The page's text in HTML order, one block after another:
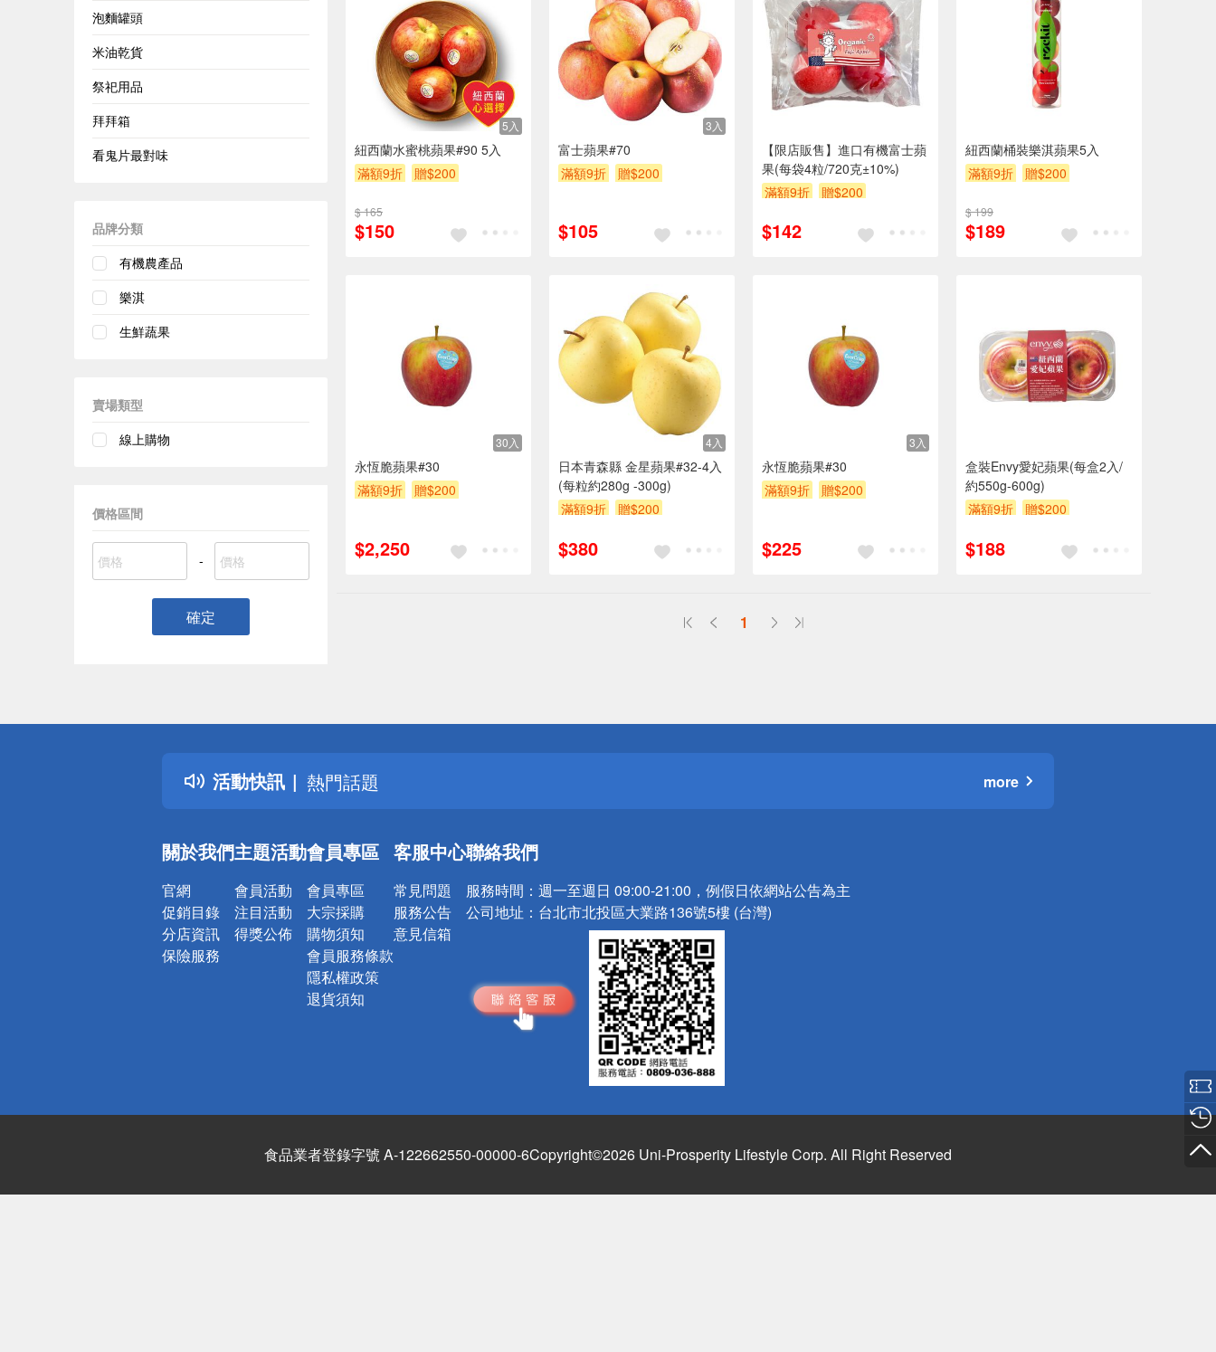
泡麵罐頭
米油乾貨
祭祀用品
拜拜箱
看鬼片最對味
品牌分類
有機農產品
樂淇
生鮮蔬果
賣場類型
線上購物
價格區間
-
確定
5入
紐西蘭水蜜桃蘋果#90 5入
滿額9折
贈$200
$ 165
$150
3入
富士蘋果#70
滿額9折
贈$200
$105
【限店販售】進口有機富士蘋
果(每袋4粒/720克±10%)
滿額9折
贈$200
$142
紐西蘭桶裝樂淇蘋果5入
滿額9折
贈$200
$ 199
$189
30入
永恆脆蘋果#30
滿額9折
贈$200
$2,250
4入
日本青森縣 金星蘋果#32-4入
(每粒約280g -300g)
滿額9折
贈$200
$380
3入
永恆脆蘋果#30
滿額9折
贈$200
$225
盒裝Envy愛妃蘋果(每盒2入/
約550g-600g)
滿額9折
贈$200
$188
1
活動快訊
詐騙網頁！請小心！
得獎公告
熱門話題
銀行優惠
詐騙網頁！請小心！
more
關於我們
官網
促銷目錄
分店資訊
保險服務
主題活動
會員活動
注目活動
得獎公佈
會員專區
會員專區
大宗採購
購物須知
會員服務條款
隱私權政策
退貨須知
客服中心
常見問題
服務公告
意見信箱
聯絡我們
服務時間： 週一至週日 09:00-21:00，例假日依網站公告為主
公司地址： 台北市北投區大業路136號5樓 (台灣)
食品業者登錄字號 A-122662550-00000-6Copyright©2026 Uni-Prosperity Lifestyle Corp. All Right Reserved